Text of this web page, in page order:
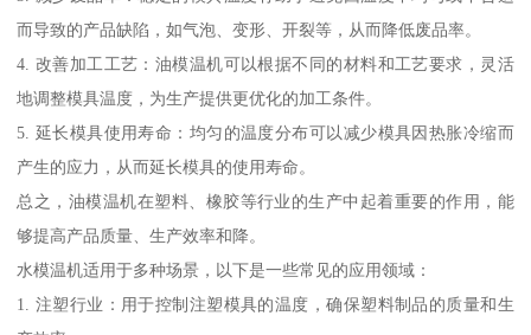
而导致的产品缺陷，如气泡、变形、开裂等，从而降低废品率。
4. 改善加工工艺：油模温机可以根据不同的材料和工艺要求，灵活
地调整模具温度，为生产提供更优化的加工条件。
5. 延长模具使用寿命：均匀的温度分布可以减少模具因热胀冷缩而
产生的应力，从而延长模具的使用寿命。
总之，油模温机在塑料、橡胶等行业的生产中起着重要的作用，能
够提高产品质量、生产效率和降。
水模温机适用于多种场景，以下是一些常见的应用领域：
1. 注塑行业：用于控制注塑模具的温度，确保塑料制品的质量和生